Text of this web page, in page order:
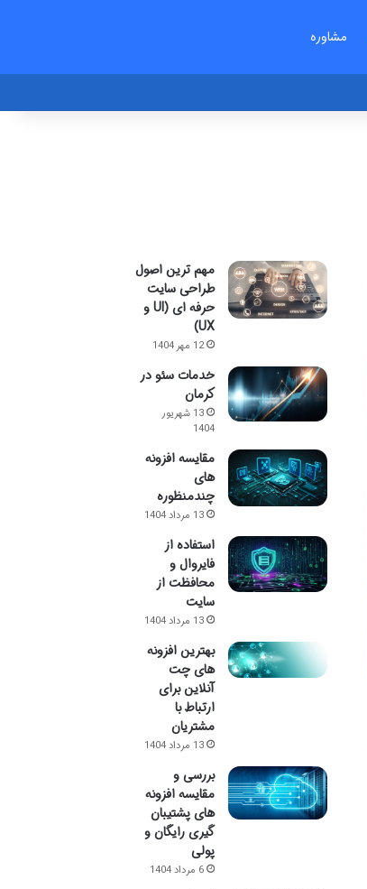
مشاوره
مهم ترین اصول
طراحی سایت
حرفه ای (UI و
UX)
12 مهر 1404
خدمات سئو در
کرمان
13 شهریور
1404
مقایسه افزونه
های
چندمنظوره
13 مرداد 1404
استفاده از
فایروال و
محافظت از
سایت
13 مرداد 1404
بهترین افزونه
های چت
آنلاین برای
ارتباط با
مشتریان
13 مرداد 1404
بررسی و
مقایسه افزونه
های پشتیبان
گیری رایگان و
پولی
6 مرداد 1404